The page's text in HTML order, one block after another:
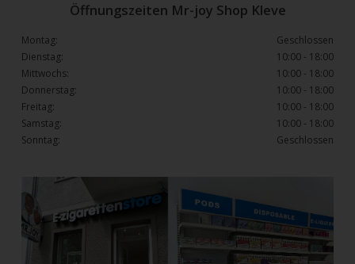
Öffnungszeiten Mr-joy Shop Kleve
Montag:
Geschlossen
Dienstag:
10:00 - 18:00
Mittwochs:
10:00 - 18:00
Donnerstag:
10:00 - 18:00
Freitag:
10:00 - 18:00
Samstag:
10:00 - 18:00
Sonntag:
Geschlossen